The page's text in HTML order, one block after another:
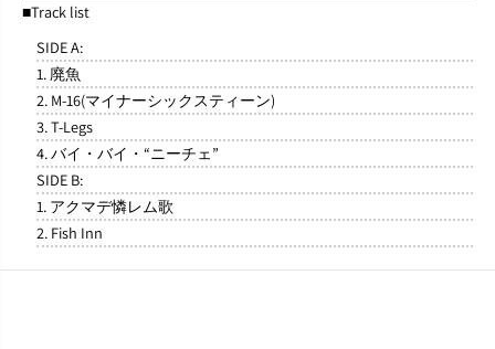
■Track list
SIDE A:
1. 廃魚
2. M-16(マイナーシックスティーン)
3. T-Legs
4. バイ・バイ・“ニーチェ”
SIDE B:
1. アクマデ憐レム歌
2. Fish Inn